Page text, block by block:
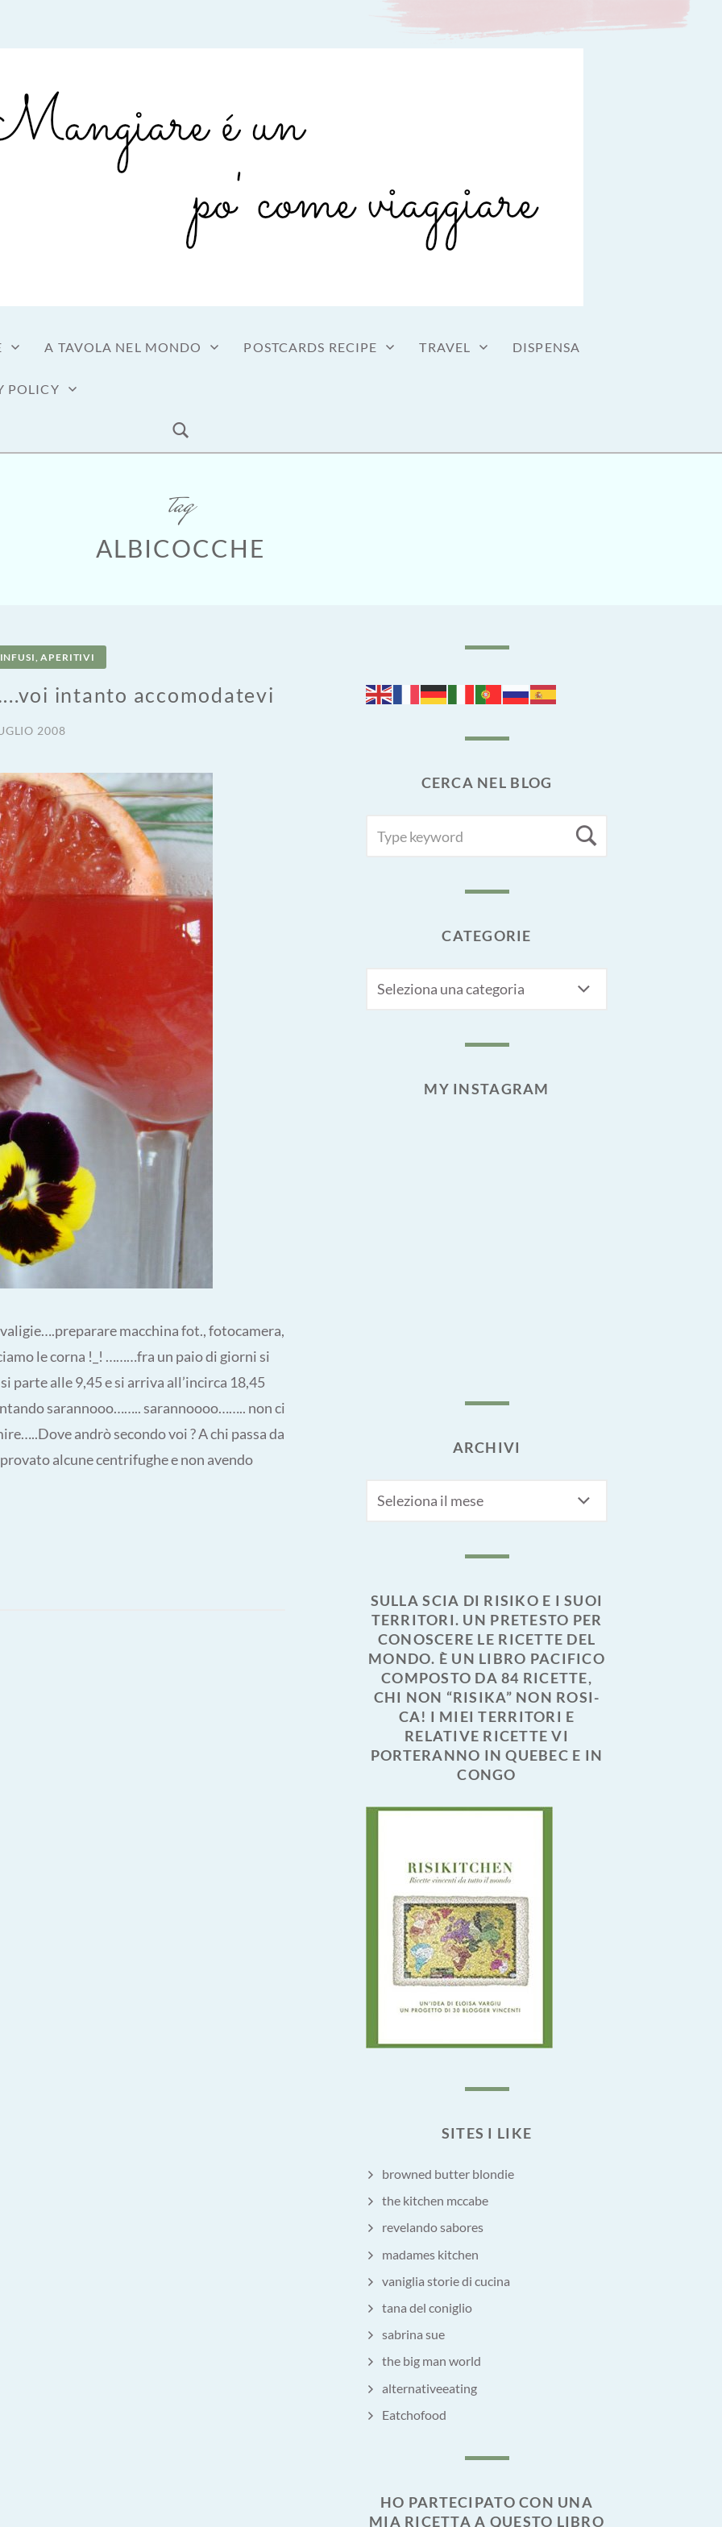
A TAVOLA NEL MONDO POSTCARDS RECIPE TRAVEL DISPENSA
POLICY
tag
ALBICOCCHE
APERITIVI
intanto accomodatevi
2008
macchina fot., fotocamera,
le corna !_! ………fra un paio di giorni si
alle 9,45 e si arriva all’incirca 18,45
sarannooo…….. sarannoooo…….. non ci
andrò secondo voi ? A chi passa da
alcune centrifughe e non avendo
CERCA NEL BLOG
FOR:
CATEGORIE
MY INSTAGRAM
ARCHIVI
SULLA SCIA DI RISIKO E I SUOI
TERRITORI. UN PRETESTO PER
CONOSCERE LE RICETTE DEL
MONDO. È UN LIBRO PACIFICO
COMPOSTO DA 84 RICETTE,
CHI NON “RISIKA” NON ROSI-
CA! I MIEI TERRITORI E
RELATIVE RICETTE VI
PORTERANNO IN QUEBEC E IN
CONGO
SITES I LIKE
browned butter blondie
the kitchen mccabe
revelando sabores
madames kitchen
vaniglia storie di cucina
tana del coniglio
sabrina sue
the big man world
alternativeeating
Eatchofood
HO PARTECIPATO CON UNA
MIA RICETTA A QUESTO LIBRO